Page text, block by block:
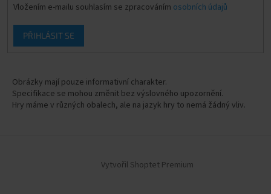
Vložením e-mailu souhlasím se zpracováním osobních údajů
PŘIHLÁSIT SE
Obrázky mají pouze informativní charakter.
Specifikace se mohou změnit bez výslovného upozornění.
Hry máme v různých obalech, ale na jazyk hry to nemá žádný vliv.
Vytvořil Shoptet Premium